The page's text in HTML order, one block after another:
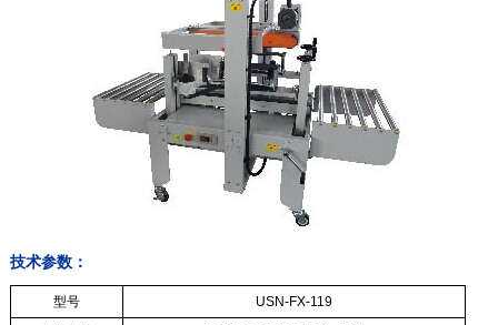
技术参数：
型号 USN-FX-119